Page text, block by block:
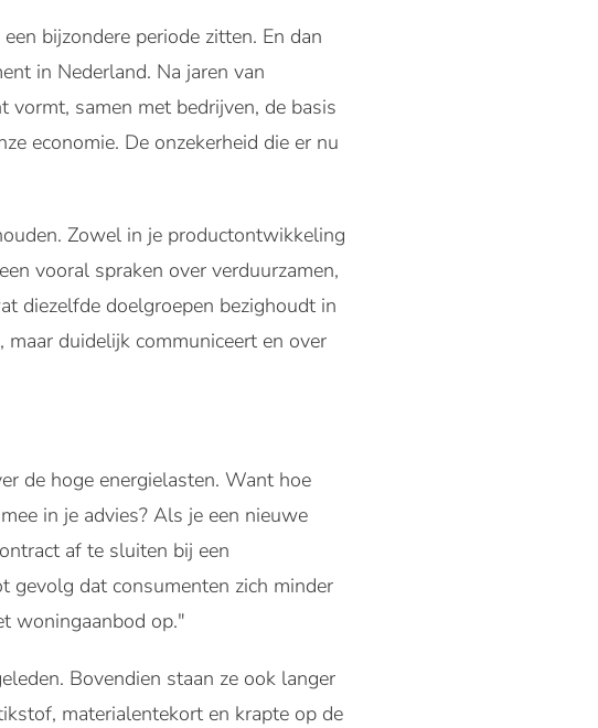
bijzondere periode zitten. En dan
in Nederland. Na jaren van
vormt, samen met bedrijven, de basis
economie. De onzekerheid die er nu
Zowel in je productontwikkeling
vooral spraken over verduurzamen,
diezelfde doelgroepen bezighoudt in
duidelijk communiceert en over
de hoge energielasten. Want hoe
in je advies? Als je een nieuwe
af te sluiten bij een
gevolg dat consumenten zich minder
woningaanbod op."
Bovendien staan ze ook langer
materialentekort en krapte op de